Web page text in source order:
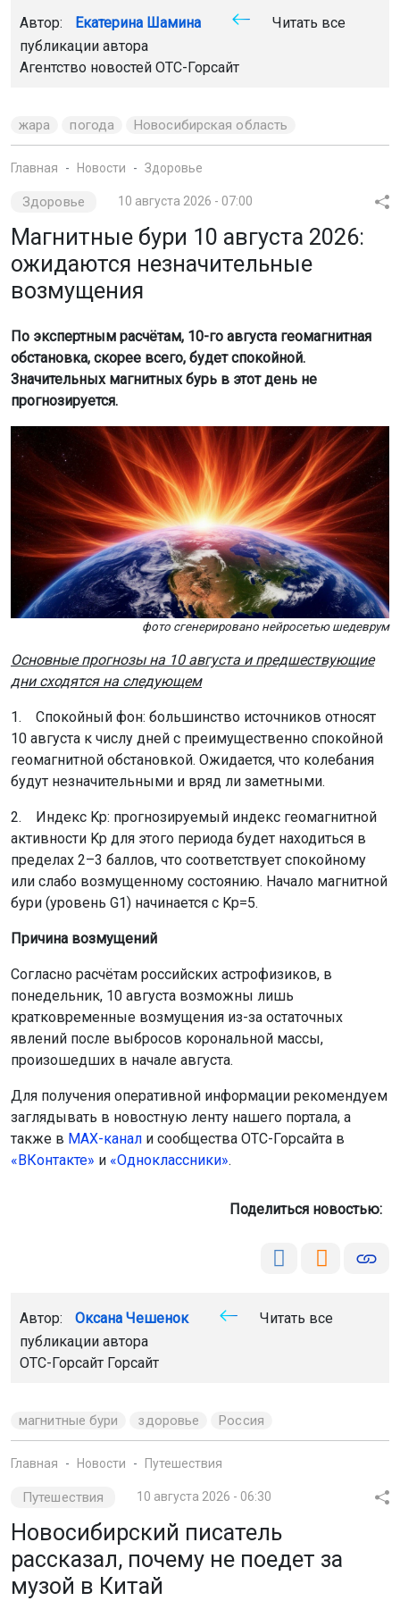
Автор: Екатерина Шамина
Читать все
публикации автора
Агентство новостей ОТС-Горсайт
жара погода Новосибирская область
Главная Новости Здоровье
Здоровье 10 августа 2026 - 07:00
Магнитные бури 10 августа 2026:
ожидаются незначительные
возмущения
По экспертным расчётам, 10-го августа геомагнитная
обстановка, скорее всего, будет спокойной.
Значительных магнитных бурь в этот день не
прогнозируется.
фото сгенерировано нейросетью шедеврум
Основные прогнозы на 10 августа и предшествующие
дни сходятся на следующем
1. Спокойный фон: большинство источников относят
10 августа к числу дней с преимущественно спокойной
геомагнитной обстановкой. Ожидается, что колебания
будут незначительными и вряд ли заметными.
2. Индекс Kp: прогнозируемый индекс геомагнитной
активности Kp для этого периода будет находиться в
пределах 2–3 баллов, что соответствует спокойному
или слабо возмущенному состоянию. Начало магнитной
бури (уровень G1) начинается с Kp=5.
Причина возмущений
Согласно расчётам российских астрофизиков, в
понедельник, 10 августа возможны лишь
кратковременные возмущения из-за остаточных
явлений после выбросов корональной массы,
произошедших в начале августа.
Для получения оперативной информации рекомендуем
заглядывать в новостную ленту нашего портала, а
также в МАХ-канал и сообщества ОТС-Горсайта в
«ВКонтакте» и «Одноклассники».
Поделиться новостью:
Автор: Оксана Чешенок
Читать все
публикации автора
ОТС-Горсайт Горсайт
магнитные бури здоровье Россия
Главная Новости Путешествия
Путешествия 10 августа 2026 - 06:30
Новосибирский писатель
рассказал, почему не поедет за
музой в Китай